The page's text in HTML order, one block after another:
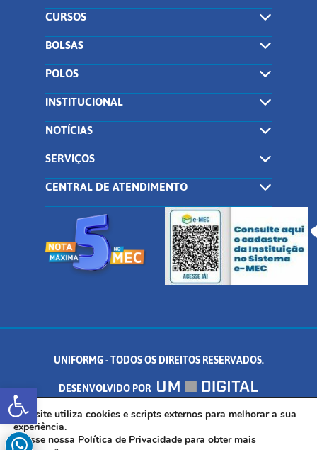
Abrir a barra de ferramentas
CURSOS
BOLSAS
POLOS
INSTITUCIONAL
NOTÍCIAS
SERVIÇOS
CENTRAL DE ATENDIMENTO
UNIFORMG - TODOS OS DIREITOS RESERVADOS.
DESENVOLVIDO POR
AV. DR. ARNALDO DE SENNA, 328 - PALMEIRAS, FORMIGA/MG - CEP:
35.574.530
Este site utiliza cookies e scripts externos para melhorar a sua
experiência.
Acesse nossa Política de Privacidade para obter mais